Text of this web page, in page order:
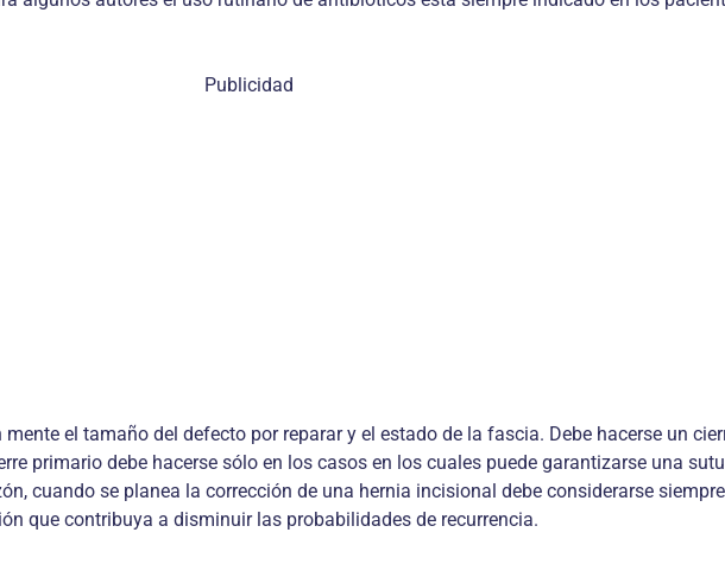
Publicidad
el tamaño del defecto por reparar y el estado de la fascia. Debe hacerse un
primario debe hacerse sólo en los casos en los cuales puede garantizarse una
cuando se planea la corrección de una hernia incisional debe considerarse
que contribuya a disminuir las probabilidades de recurrencia.